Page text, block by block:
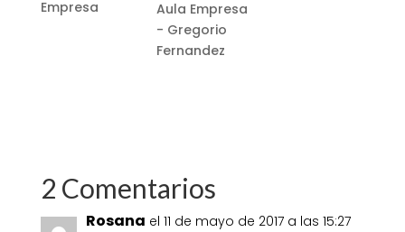
Empresa
Aula Empresa
- Gregorio
Fernandez
2 Comentarios
Rosana el 11 de mayo de 2017 a las 15:27